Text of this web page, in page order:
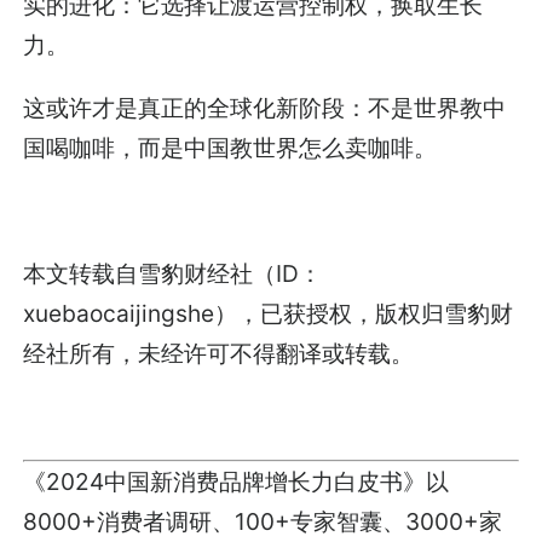
力。
这或许才是真正的全球化新阶段：不是世界教中
国喝咖啡，而是中国教世界怎么卖咖啡。
本文转载自雪豹财经社（ID：
xuebaocaijingshe），已获授权，版权归雪豹财
经社所有，未经许可不得翻译或转载。
《2024中国新消费品牌增长力白皮书》以
8000+消费者调研、100+专家智囊、3000+家